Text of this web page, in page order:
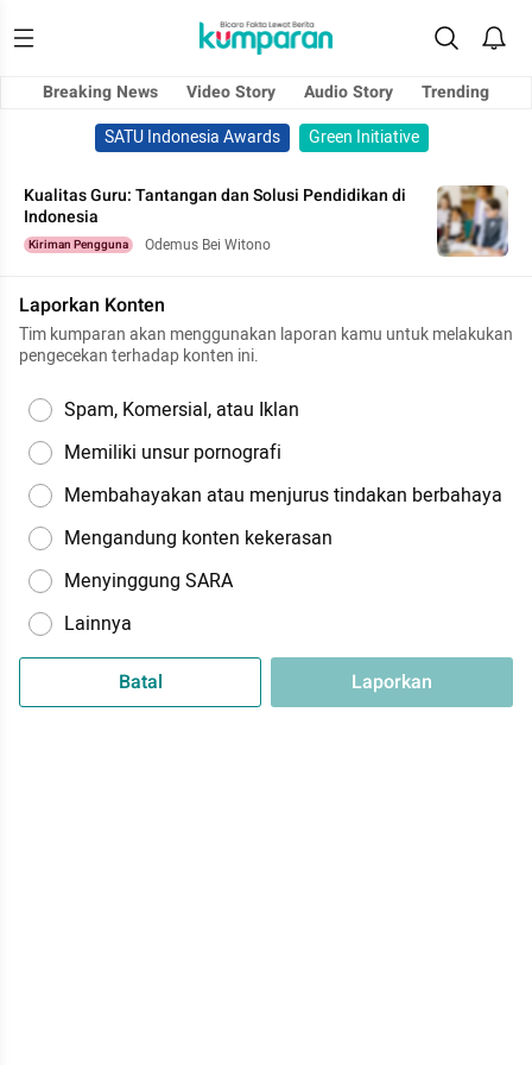
Breaking News Video Story Audio Story
Trending
SATU Indonesia Awards
Green Initiative
Kualitas Guru: Tantangan dan Solusi Pendidikan di
Indonesia
Kiriman Pengguna Odemus Bei Witono
Laporkan Konten
Tim kumparan akan menggunakan laporan kamu untuk melakukan
pengecekan terhadap konten ini.
Spam, Komersial, atau Iklan
Memiliki unsur pornografi
Membahayakan atau menjurus tindakan berbahaya
Mengandung konten kekerasan
Menyinggung SARA
Lainnya
Batal Laporkan